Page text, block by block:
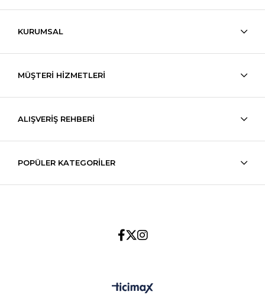
KURUMSAL
MÜŞTERİ HİZMETLERİ
ALIŞVERİŞ REHBERİ
POPÜLER KATEGORİLER